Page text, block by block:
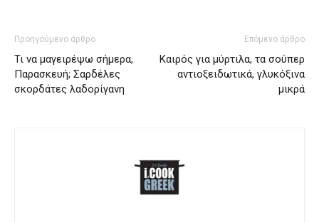
Προηγούμενο άρθρο
Τι να μαγειρέψω σήμερα,
Παρασκευή; Σαρδέλες
σκορδάτες λαδορίγανη
Επόμενο άρθρο
Καιρός για μύρτιλα, τα σούπερ
αντιοξειδωτικά, γλυκόξινα
μικρά